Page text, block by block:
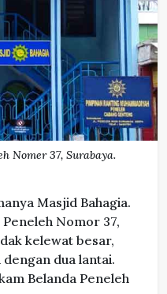
Nomer 37, Surabaya.
Masjid Bahagia.
Nomor 37,
kelewat besar,
dua lantai.
Belanda Peneleh